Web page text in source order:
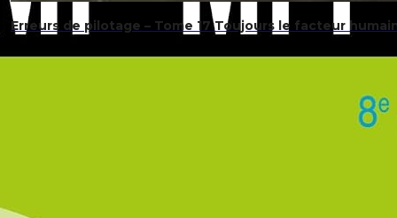
Erreurs de pilotage – Tome 17 Toujours le facteur